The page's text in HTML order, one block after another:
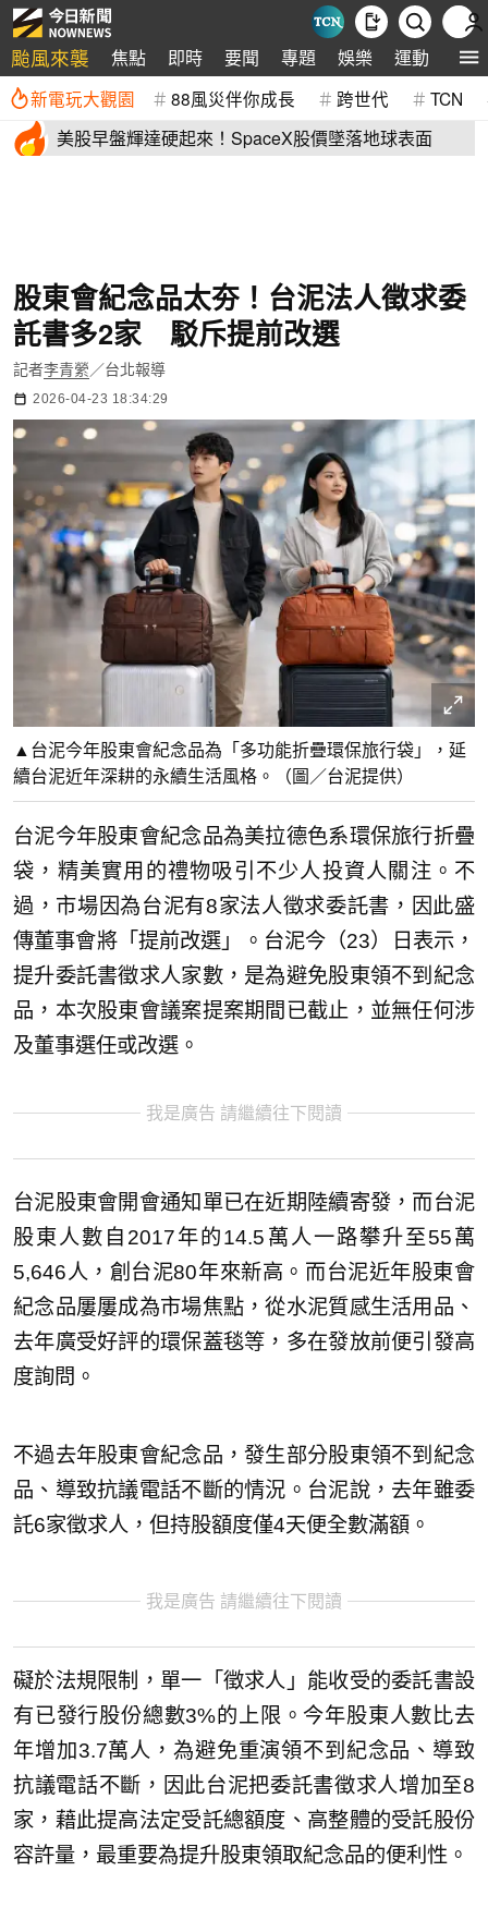
颱風來襲 焦點 即時 要聞 專題 娛樂 運動 全球
新電玩大觀園 88風災伴你成長 跨世代 TCN
美股早盤輝達硬起來！SpaceX股價墜落地球表面
股東會紀念品太夯！台泥法人徵求委
託書多2家 駁斥提前改選
記者李青縈 ／台北報導
2026-04-23 18:34:29
▲台泥今年股東會紀念品為「多功能折疊環保旅行袋」，延
續台泥近年深耕的永續生活風格。（圖／台泥提供）
台泥今年股東會紀念品為美拉德色系環保旅行折疊
袋，精美實用的禮物吸引不少人投資人關注。不
過，市場因為台泥有8家法人徵求委託書，因此盛
傳董事會將「提前改選」。台泥今（23）日表示，
提升委託書徵求人家數，是為避免股東領不到紀念
品，本次股東會議案提案期間已截止，並無任何涉
及董事選任或改選。
我是廣告 請繼續往下閱讀
台泥股東會開會通知單已在近期陸續寄發，而台泥
股東人數自2017年的14.5萬人一路攀升至55萬
5,646人，創台泥80年來新高。而台泥近年股東會
紀念品屢屢成為市場焦點，從水泥質感生活用品、
去年廣受好評的環保蓋毯等，多在發放前便引發高
度詢問。
不過去年股東會紀念品，發生部分股東領不到紀念
品、導致抗議電話不斷的情況。台泥說，去年雖委
託6家徵求人，但持股額度僅4天便全數滿額。
我是廣告 請繼續往下閱讀
礙於法規限制，單一「徵求人」能收受的委託書設
有已發行股份總數3%的上限。今年股東人數比去
年增加3.7萬人，為避免重演領不到紀念品、導致
抗議電話不斷，因此台泥把委託書徵求人增加至8
家，藉此提高法定受託總額度、高整體的受託股份
容許量，最重要為提升股東領取紀念品的便利性。